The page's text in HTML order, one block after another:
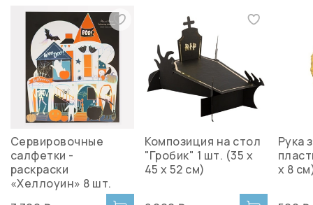
Сервировочные
салфетки -
раскраски
«Хеллоуин» 8 шт.
Композиция на стол
"Гробик" 1 шт. (35 х
45 х 52 см)
Рука
х 8